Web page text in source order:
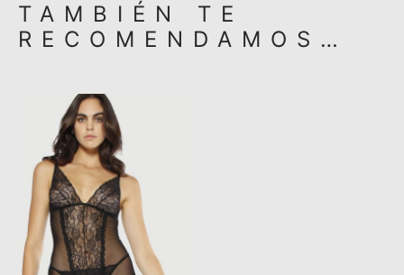
TAMBIÉN TE
RECOMENDAMOS…